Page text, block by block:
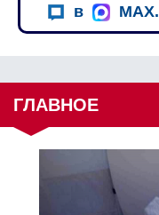
в MAX.
ГЛАВНОЕ